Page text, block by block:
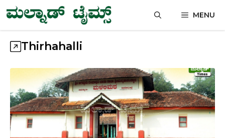
Skip
to
content
MENU
Thirhahalli